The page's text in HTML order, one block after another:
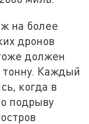
на более
дронов
должен
тонну. Каждый
когда в
подрыву